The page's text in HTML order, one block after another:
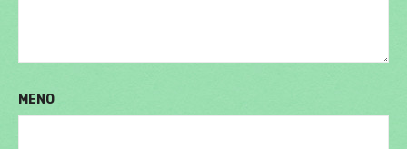
MENO